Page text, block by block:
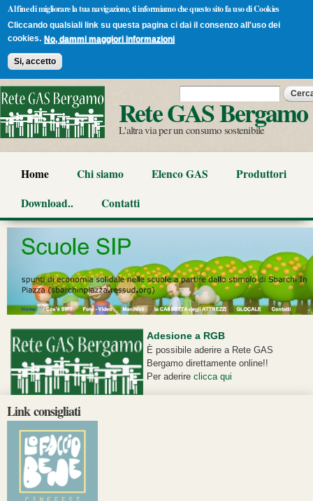
Al fine di migliorare la tua navigazione, ti informiamo che questo sito fa uso di Cookies
Cliccando qualsiali link su questa pagina ci dai il consenzo all'uso dei
cookies. No, dammi maggiori informazioni
Si, accetto
principale
Rete GAS Bergamo
L'altra via per un consumo sostenibile
Form di ricerca
Home Chi siamo Elenco GAS
Produttori
Download..
Contatti
Adesione a RGB
È possibile aderire a Rete GAS
Bergamo direttamente online!!
Per aderire clicca qui
Link consigliati